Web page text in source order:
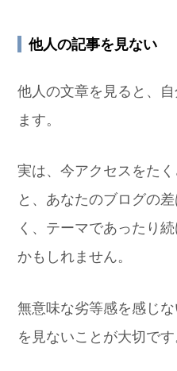
他人の記事を見ない
他人の文章を見ると、
ます。
実は、今アクセスをた
と、あなたのブログの
く、テーマであったり
かもしれません。
無意味な劣等感を感じ
を見ないことが大切です